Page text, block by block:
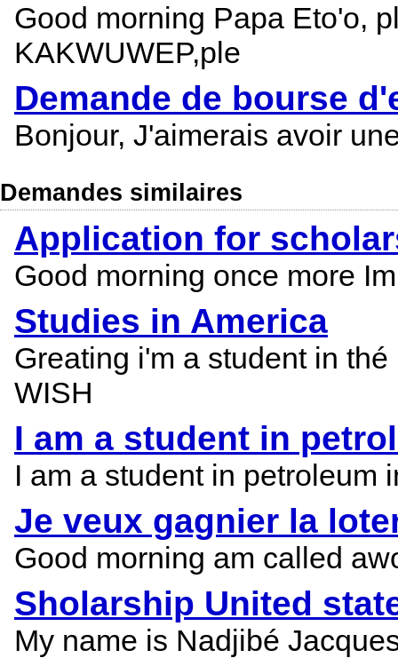
Good morning Papa Eto'o,
KAKWUWEP,ple
Demande de bourse
Bonjour, J'aimerais avoir
Demandes similaires
Application for
Good morning once more
Studies in America
Greating i'm a student in
WISH
I am a student in
I am a student in petroleum
Je veux gagnier la
Good morning am called
Sholarship United
My name is Nadjibé